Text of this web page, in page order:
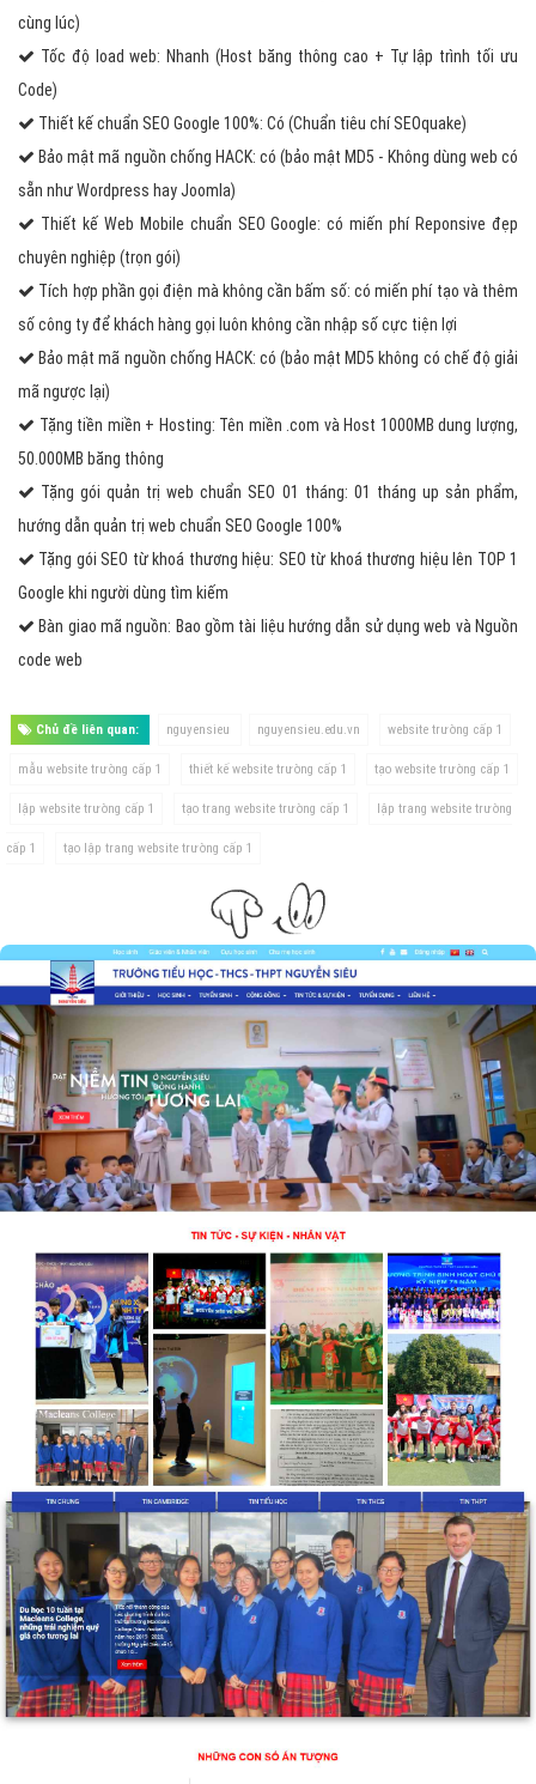
cùng lúc)
Tốc độ load web: Nhanh (Host băng thông cao + Tự lập trình tối ưu
Code)
Thiết kế chuẩn SEO Google 100%: Có (Chuẩn tiêu chí SEOquake)
Bảo mật mã nguồn chống HACK: có (bảo mật MD5 - Không dùng web có
sẵn như Wordpress hay Joomla)
Thiết kế Web Mobile chuẩn SEO Google: có miến phí Reponsive đẹp
chuyên nghiệp (trọn gói)
Tích hợp phần gọi điện mà không cần bấm số: có miến phí tạo và thêm
số công ty để khách hàng gọi luôn không cần nhập số cực tiện lợi
Bảo mật mã nguồn chống HACK: có (bảo mật MD5 không có chế độ giải
mã ngược lại)
Tặng tiền miền + Hosting: Tên miền .com và Host 1000MB dung lượng,
50.000MB băng thông
Tặng gói quản trị web chuẩn SEO 01 tháng: 01 tháng up sản phẩm,
hướng dẫn quản trị web chuẩn SEO Google 100%
Tặng gói SEO từ khoá thương hiệu: SEO từ khoá thương hiệu lên TOP 1
Google khi người dùng tìm kiếm
Bàn giao mã nguồn: Bao gồm tài liệu hướng dẫn sử dụng web và Nguồn
code web
Chủ đề liên quan: nguyensieu nguyensieu.edu.vn website trường cấp 1
mẫu website trường cấp 1 thiết kế website trường cấp 1 tạo website trường cấp 1
lập website trường cấp 1 tạo trang website trường cấp 1 lập trang website trường
cấp 1 tạo lập trang website trường cấp 1